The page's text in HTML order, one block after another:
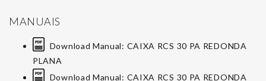
MANUAIS
Download Manual: CAIXA RCS 30 PA REDONDA
PLANA
Download Manual: CAIXA RCS 30 PA REDONDA